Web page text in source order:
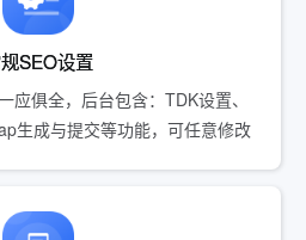
SEO设置
应俱全，后台包含：TDK设置、
生成与提交等功能，可任意修改